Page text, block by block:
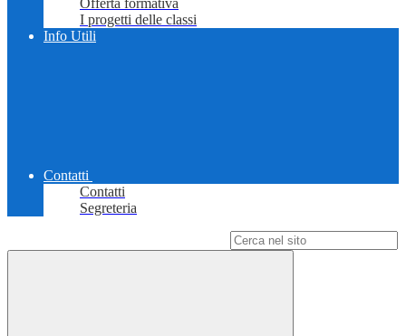
Offerta formativa
I progetti delle classi
Info Utili
Contatti
Contatti
Segreteria